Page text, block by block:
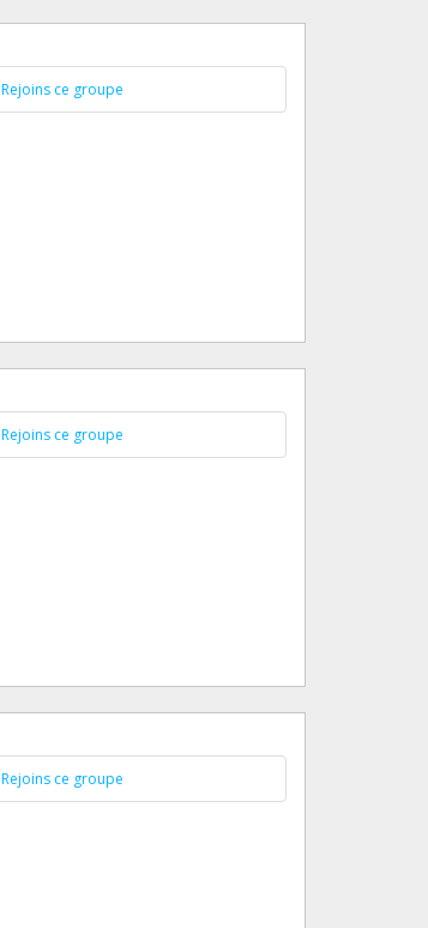
Rejoins ce groupe
Rejoins ce groupe
Rejoins ce groupe